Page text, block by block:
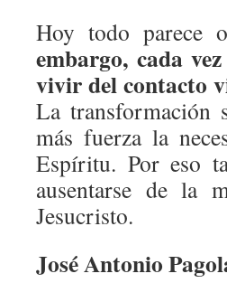
Hoy todo parece
embargo, cada
vivir del contacto
La transformación
más fuerza la
Espíritu. Por eso
ausentarse de la
Jesucristo.
José Antonio